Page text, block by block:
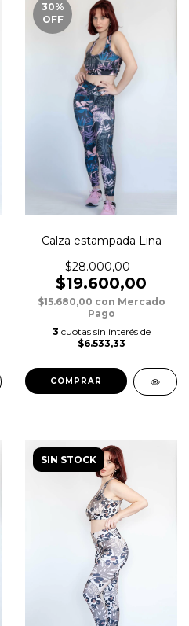
30%
OFF
Calza estampada Lina
$28.000,00
$19.600,00
$15.680,00 con Mercado
Pago
3 cuotas sin interés de
$6.533,33
COMPRAR
SIN STOCK